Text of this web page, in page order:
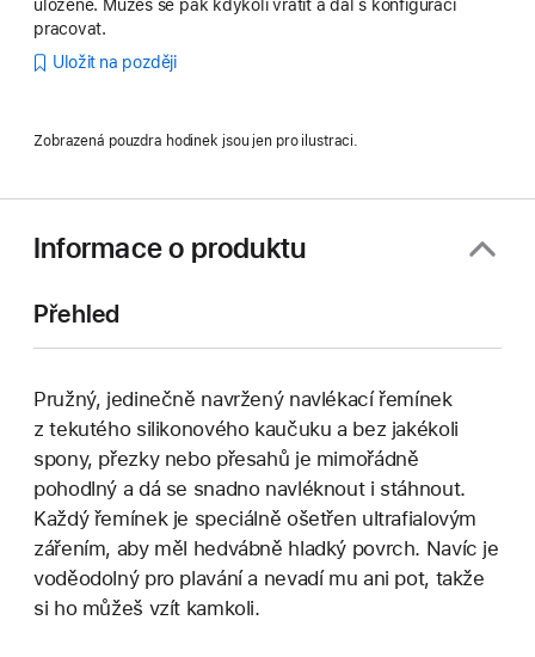
uložené. Můžeš se pak kdykoli vrátit a dál s konfigurací
pracovat.
Uložit na později
Zobrazená pouzdra hodinek jsou jen pro ilustraci.
Informace o produktu
Přehled
Pružný, jedinečně navržený navlékací řemínek
z tekutého silikonového kaučuku a bez jakékoli
spony, přezky nebo přesahů je mimořádně
pohodlný a dá se snadno navléknout i stáhnout.
Každý řemínek je speciálně ošetřen ultrafialovým
zářením, aby měl hedvábně hladký povrch. Navíc je
voděodolný pro plavání a nevadí mu ani pot, takže
si ho můžeš vzít kamkoli.